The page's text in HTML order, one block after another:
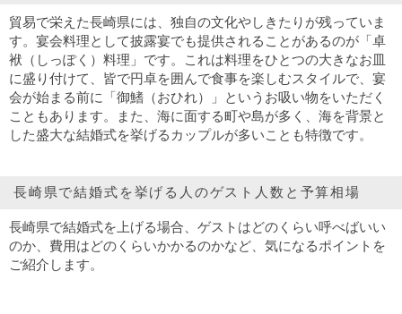
貿易で栄えた長崎県には、独自の文化やしきたりが残っていま
す。宴会料理として披露宴でも提供されることがあるのが「卓
袱（しっぽく）料理」です。これは料理をひとつの大きなお皿
に盛り付けて、皆で円卓を囲んで食事を楽しむスタイルで、宴
会が始まる前に「御鰭（おひれ）」というお吸い物をいただく
こともあります。また、海に面する町や島が多く、海を背景と
した盛大な結婚式を挙げるカップルが多いことも特徴です。
長崎県で結婚式を挙げる人のゲスト人数と予算相場
長崎県で結婚式を上げる場合、ゲストはどのくらい呼べばいい
のか、費用はどのくらいかかるのかなど、気になるポイントを
ご紹介します。